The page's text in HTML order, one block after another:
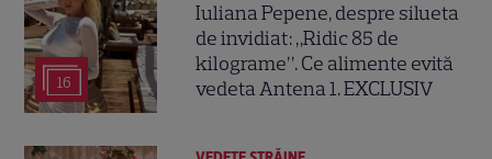
16
Iuliana Pepene, despre silueta
de invidiat: „Ridic 85 de
kilograme”. Ce alimente evită
vedeta Antena 1. EXCLUSIV